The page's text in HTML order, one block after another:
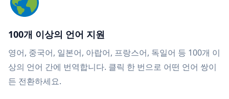
100개 이상의 언어 지원
영어, 중국어, 일본어, 아랍어, 프랑스어, 독일어 등 100개 이
상의 언어 간에 번역합니다. 클릭 한 번으로 어떤 언어 쌍이
든 전환하세요.